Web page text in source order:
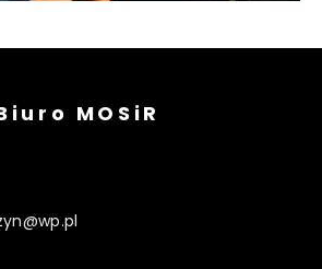
MOSiR